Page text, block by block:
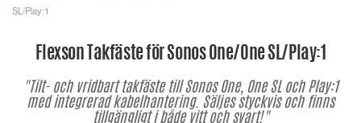
SL/Play:1
Flexson Takfäste för Sonos One/One SL/Play:1
"Tilt- och vridbart takfäste till Sonos One, One SL och Play:1
med integrerad kabelhantering. Säljes styckvis och finns
tillgängligt i både vitt och svart!"